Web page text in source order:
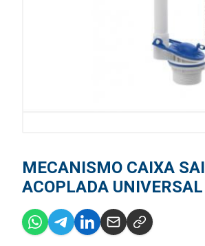
MECANISMO CAIXA
ACOPLADA